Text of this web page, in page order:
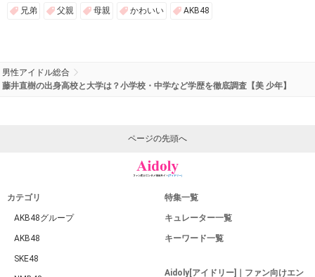
兄弟 父親 母親 かわいい AKB48
男性アイドル総合
藤井直樹の出身高校と大学は？小学校・中学など学歴を徹底調査【美 少年】
ページの先頭へ
カテゴリ
AKB48グループ
AKB48
SKE48
特集一覧
キュレーター一覧
キーワード一覧
Aidoly[アイドリー]｜ファン向けエン